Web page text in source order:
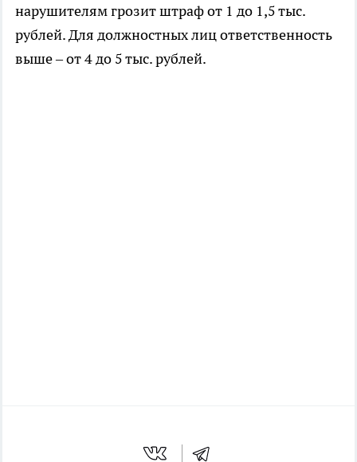
нарушителям грозит штраф от 1 до 1,5 тыс.
рублей. Для должностных лиц ответственность
выше – от 4 до 5 тыс. рублей.